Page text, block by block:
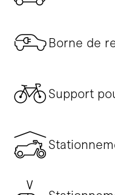
Borne de
Support